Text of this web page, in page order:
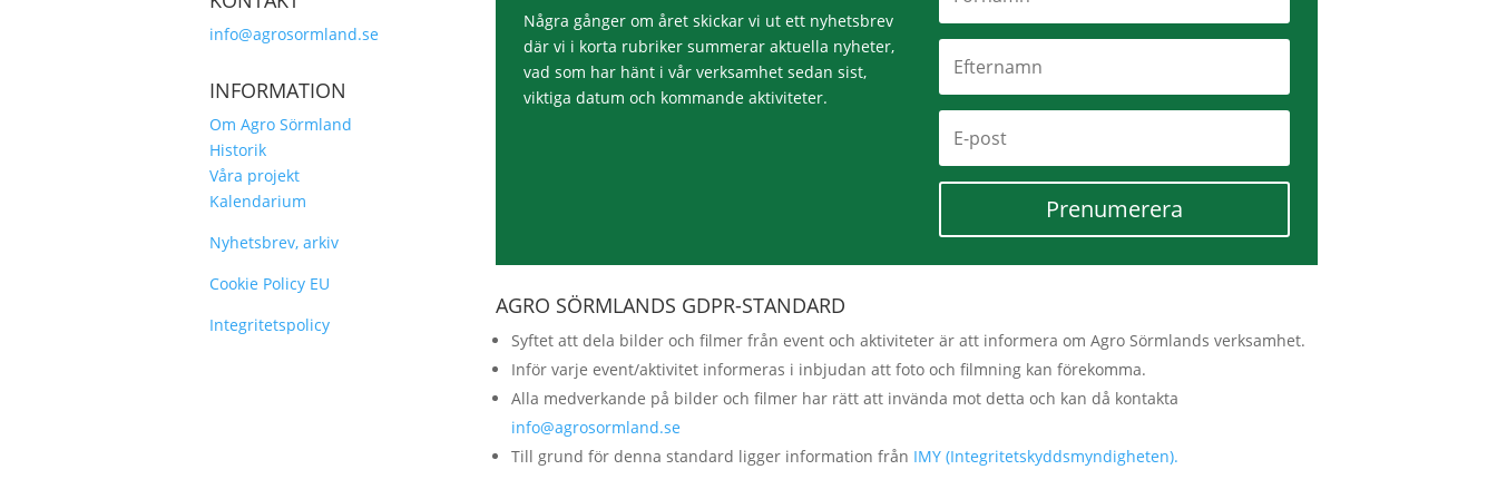
info@agrosormland.se
INFORMATION
Om Agro Sörmland
Historik
Våra projekt
Kalendarium
Nyhetsbrev, arkiv
Cookie Policy EU
Integritetspolicy
Några gånger om året skickar vi ut ett nyhetsbrev
där vi i korta rubriker summerar aktuella nyheter,
vad som har hänt i vår verksamhet sedan sist,
viktiga datum och kommande aktiviteter.
Prenumerera
AGRO SÖRMLANDS GDPR-STANDARD
Syftet att dela bilder och filmer från event och aktiviteter är att informera om Agro Sörmlands verksamhet.
Inför varje event/aktivitet informeras i inbjudan att foto och filmning kan förekomma.
Alla medverkande på bilder och filmer har rätt att invända mot detta och kan då kontakta
info@agrosormland.se
Till grund för denna standard ligger information från IMY (Integritetskyddsmyndigheten).